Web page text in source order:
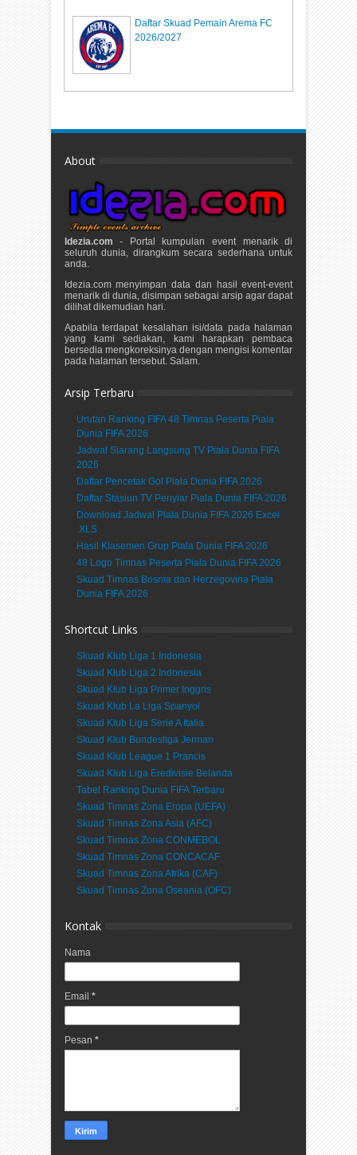
Daftar Skuad Pemain Arema FC
2026/2027
About
Idezia.com - Portal kumpulan event menarik di
seluruh dunia, dirangkum secara sederhana untuk
anda.
Idezia.com menyimpan data dan hasil event-event
menarik di dunia, disimpan sebagai arsip agar dapat
dilihat dikemudian hari.
Apabila terdapat kesalahan isi/data pada halaman
yang kami sediakan, kami harapkan pembaca
bersedia mengkoreksinya dengan mengisi komentar
pada halaman tersebut. Salam.
Arsip Terbaru
Urutan Ranking FIFA 48 Timnas Peserta Piala
Dunia FIFA 2026
Jadwal Siarang Langsung TV Piala Dunia FIFA
2026
Daftar Pencetak Gol Piala Dunia FIFA 2026
Daftar Stasiun TV Penyiar Piala Dunia FIFA 2026
Download Jadwal Piala Dunia FIFA 2026 Excel
.XLS
Hasil Klasemen Grup Piala Dunia FIFA 2026
48 Logo Timnas Peserta Piala Dunia FIFA 2026
Skuad Timnas Bosnia dan Herzegovina Piala
Dunia FIFA 2026
Shortcut Links
Skuad Klub Liga 1 Indonesia
Skuad Klub Liga 2 Indonesia
Skuad Klub Liga Primer Inggris
Skuad Klub La Liga Spanyol
Skuad Klub Liga Serie A Italia
Skuad Klub Bundesliga Jerman
Skuad Klub League 1 Prancis
Skuad Klub Liga Eredivisie Belanda
Tabel Ranking Dunia FIFA Terbaru
Skuad Timnas Zona Eropa (UEFA)
Skuad Timnas Zona Asia (AFC)
Skuad Timnas Zona CONMEBOL
Skuad Timnas Zona CONCACAF
Skuad Timnas Zona Afrika (CAF)
Skuad Timnas Zona Oseania (OFC)
Kontak
Nama
Email *
Pesan *